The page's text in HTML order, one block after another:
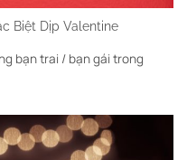
Biệt Dịp Valentine
bạn trai / bạn gái trong